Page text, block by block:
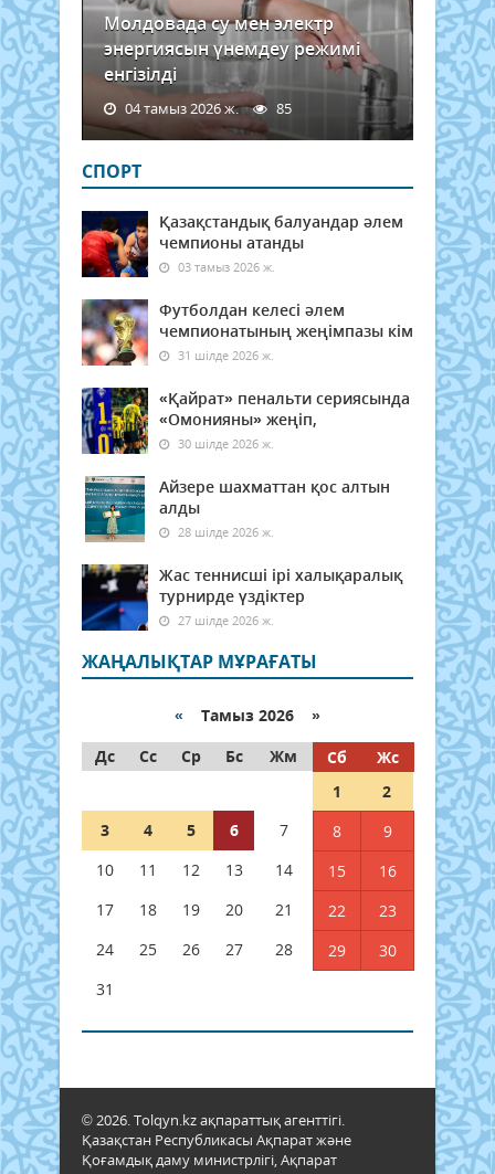
Молдовада су мен электр
энергиясын үнемдеу режимі
енгізілді
04 тамыз 2026 ж. 85
СПОРТ
Қазақстандық балуандар әлем
чемпионы атанды
03 тамыз 2026 ж.
Футболдан келесі әлем
чемпионатының жеңімпазы кім
31 шілде 2026 ж.
«Қайрат» пенальти сериясында
«Омонияны» жеңіп,
30 шілде 2026 ж.
Айзере шахматтан қос алтын
алды
28 шілде 2026 ж.
Жас теннисші ірі халықаралық
турнирде үздіктер
27 шілде 2026 ж.
ЖАҢАЛЫҚТАР МҰРАҒАТЫ
« Тамыз 2026 »
Дс
Сс Ср Бс Жм Сб
Жс
1
2
3
4 5 6 7 8
9
10
11 12 13 14 15
16
17
18 19 20 21 22
23
24
25 26 27 28 29
30
31
© 2026. Tolqyn.kz ақпараттық агенттігі.
Қазақстан Республикасы Ақпарат және
Қоғамдық даму министрлігі, Ақпарат